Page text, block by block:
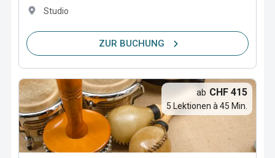
Studio
ZUR BUCHUNG
ab CHF 415
5 Lektionen à 45 Min.